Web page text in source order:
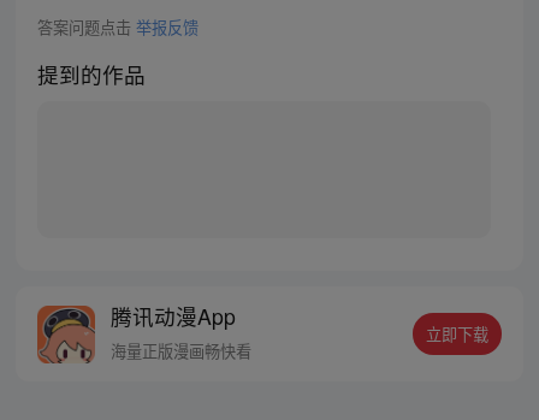
答案问题点击 举报反馈
提到的作品
腾讯动漫App
海量正版漫画畅快看
立即下载